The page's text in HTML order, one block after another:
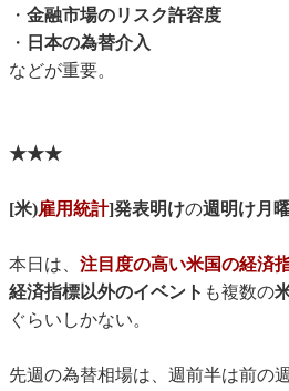
・ 金融市場のリスク許容度
・ 日本の為替介入
などが重要。
★★★
[米)雇用統計]発表明けの週明け月
本日は、 注目度の高い米国の経済
経済指標以外のイベント も複数の
ぐらいしかない。
先週の為替相場は、週前半は前の